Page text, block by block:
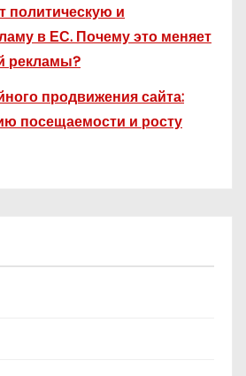
политическую и
в ЕС. Почему это меняет
рекламы?
продвижения сайта:
посещаемости и росту